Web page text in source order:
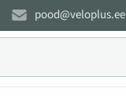
pood@veloplus.ee